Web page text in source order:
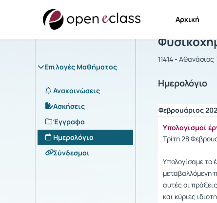
Αρχική
Επιλογές Μαθήματος
Ανακοινώσεις
Ασκήσεις
Έγγραφα
Ημερολόγιο
Σύνδεσμοι
Μάθημα :
11414 - Αθανάσιος
Ημερολόγιο
Φεβρουάριος
Υπολογισμοί
Τρίτη 28
Υπολογίσαμε το
μεταβαλλόμενη
αυτές οι
και κύριες